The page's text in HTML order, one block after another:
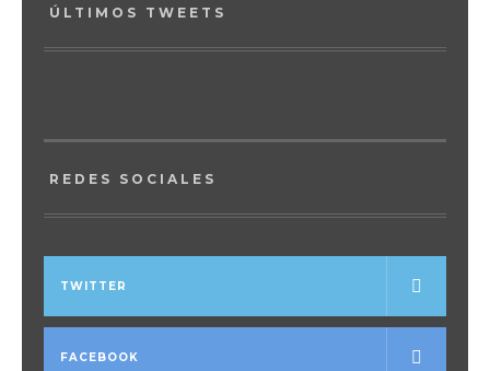
ÚLTIMOS TWEETS
REDES SOCIALES
TWITTER
FACEBOOK